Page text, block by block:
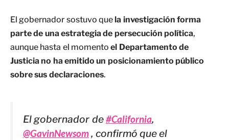
El gobernador sostuvo quela investigación forma
parte de una estrategia de persecución política,
aunque hasta el momentoel Departamento de
Justicia no ha emitido un posicionamiento público
sobre sus declaraciones.
El gobernador de#California,
@GavinNewsom, confirmó que el